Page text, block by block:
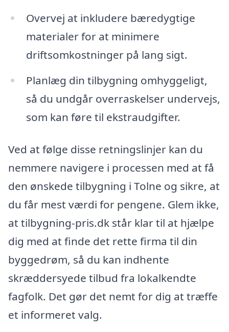
Overvej at inkludere bæredygtige
materialer for at minimere
driftsomkostninger på lang sigt.
Planlæg din tilbygning omhyggeligt,
så du undgår overraskelser undervejs,
som kan føre til ekstraudgifter.
Ved at følge disse retningslinjer kan du
nemmere navigere i processen med at få
den ønskede tilbygning i Tolne og sikre, at
du får mest værdi for pengene. Glem ikke,
at tilbygning-pris.dk står klar til at hjælpe
dig med at finde det rette firma til din
byggedrøm, så du kan indhente
skræddersyede tilbud fra lokalkendte
fagfolk. Det gør det nemt for dig at træffe
et informeret valg.